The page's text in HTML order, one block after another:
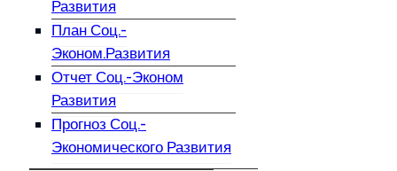
Развития
План Соц.-
Эконом.развития
Отчет Соц.-Эконом
Развития
Прогноз Соц.-
Экономического Развития